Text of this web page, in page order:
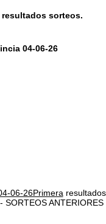
sorteos.
04-06-26
06-26Primera resultados
SORTEOS ANTERIORES